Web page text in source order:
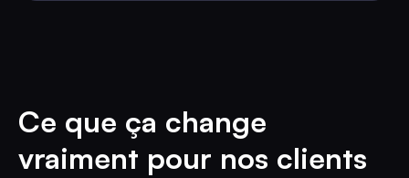
Ce que ça change
vraiment pour nos clients